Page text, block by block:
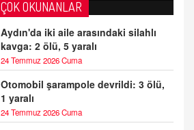
ÇOK OKUNANLAR
Aydın'da iki aile arasındaki silahlı
kavga: 2 ölü, 5 yaralı
24 Temmuz 2026 Cuma
Otomobil şarampole devrildi: 3 ölü,
1 yaralı
24 Temmuz 2026 Cuma